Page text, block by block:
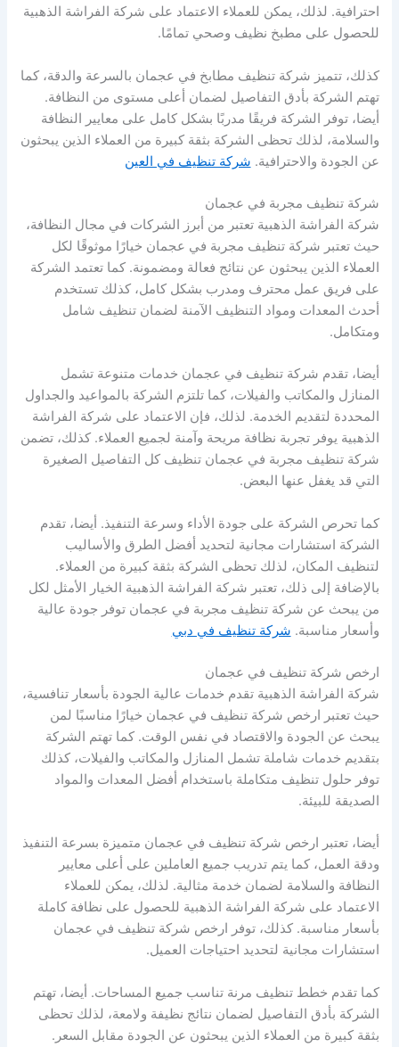
احترافية. لذلك، يمكن للعملاء الاعتماد على شركة الفراشة الذهبية
للحصول على مطبخ نظيف وصحي تمامًا.
كذلك، تتميز شركة تنظيف مطابخ في عجمان بالسرعة والدقة، كما
تهتم الشركة بأدق التفاصيل لضمان أعلى مستوى من النظافة.
أيضا، توفر الشركة فريقًا مدربًا بشكل كامل على معايير النظافة
والسلامة، لذلك تحظى الشركة بثقة كبيرة من العملاء الذين يبحثون
عن الجودة والاحترافية. شركة تنظيف في العين
شركة تنظيف مجربة في عجمان
شركة الفراشة الذهبية تعتبر من أبرز الشركات في مجال النظافة،
حيث تعتبر شركة تنظيف مجربة في عجمان خيارًا موثوقًا لكل
العملاء الذين يبحثون عن نتائج فعالة ومضمونة. كما تعتمد الشركة
على فريق عمل محترف ومدرب بشكل كامل، كذلك تستخدم
أحدث المعدات ومواد التنظيف الآمنة لضمان تنظيف شامل
ومتكامل.
أيضا، تقدم شركة تنظيف في عجمان خدمات متنوعة تشمل
المنازل والمكاتب والفيلات، كما تلتزم الشركة بالمواعيد والجداول
المحددة لتقديم الخدمة. لذلك، فإن الاعتماد على شركة الفراشة
الذهبية يوفر تجربة نظافة مريحة وآمنة لجميع العملاء. كذلك، تضمن
شركة تنظيف مجربة في عجمان تنظيف كل التفاصيل الصغيرة
التي قد يغفل عنها البعض.
كما تحرص الشركة على جودة الأداء وسرعة التنفيذ. أيضا، تقدم
الشركة استشارات مجانية لتحديد أفضل الطرق والأساليب
لتنظيف المكان، لذلك تحظى الشركة بثقة كبيرة من العملاء.
بالإضافة إلى ذلك، تعتبر شركة الفراشة الذهبية الخيار الأمثل لكل
من يبحث عن شركة تنظيف مجربة في عجمان توفر جودة عالية
وأسعار مناسبة. شركة تنظيف في دبي
ارخص شركة تنظيف في عجمان
شركة الفراشة الذهبية تقدم خدمات عالية الجودة بأسعار تنافسية،
حيث تعتبر ارخص شركة تنظيف في عجمان خيارًا مناسبًا لمن
يبحث عن الجودة والاقتصاد في نفس الوقت. كما تهتم الشركة
بتقديم خدمات شاملة تشمل المنازل والمكاتب والفيلات، كذلك
توفر حلول تنظيف متكاملة باستخدام أفضل المعدات والمواد
الصديقة للبيئة.
أيضا، تعتبر ارخص شركة تنظيف في عجمان متميزة بسرعة التنفيذ
ودقة العمل، كما يتم تدريب جميع العاملين على أعلى معايير
النظافة والسلامة لضمان خدمة مثالية. لذلك، يمكن للعملاء
الاعتماد على شركة الفراشة الذهبية للحصول على نظافة كاملة
بأسعار مناسبة. كذلك، توفر ارخص شركة تنظيف في عجمان
استشارات مجانية لتحديد احتياجات العميل.
كما تقدم خطط تنظيف مرنة تناسب جميع المساحات. أيضا، تهتم
الشركة بأدق التفاصيل لضمان نتائج نظيفة ولامعة، لذلك تحظى
بثقة كبيرة من العملاء الذين يبحثون عن الجودة مقابل السعر.